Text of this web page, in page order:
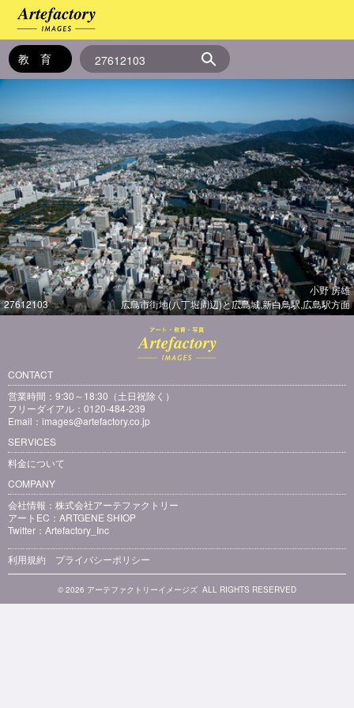
27612103
小野 房雄
広島市街地(八丁堀周辺)と広島城,新白鳥駅,広島駅方面
CONTACT
営業時間：9:30～18:30（土日祝除く）
フリーダイアル：0120-484-239
Email： images@artefactory.co.jp
SERVICES
料金について
COMPANY
会社情報： 株式会社アーテファクトリー
アートEC： ARTGENE SHIOP
Twitter： Artefactory_Inc
利用規約 プライバシーポリシー
© 2026 アーテファクトリーイメージズ ALL RIGHTS RESERVED